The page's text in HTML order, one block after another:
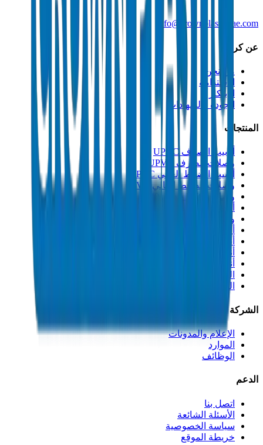
info@crownplasticuae.com
عن كراون
من نحن
الاستدامة
الابتكار
الجودة والشهادات
المنتجات
أنابيب الصرف UPVC
وصلات الصرف UPVC
أنابيب الضغط العالي PVC
وصلات الضغط العالي PVC
وصلات PVC جدول 40
أنابيب مجاري PVC
وصلات مجاري PVC
أنابيب القنوات PVC
أنابيب PP-R
أنابيب HDPE
أنابيب PEX
التصنيعات والإكسسوارات
المذيبات
الشركة
الإعلام والمدونات
الموارد
الوظائف
الدعم
اتصل بنا
الأسئلة الشائعة
سياسة الخصوصية
خريطة الموقع